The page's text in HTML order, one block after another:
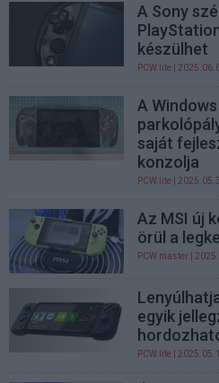
A Sony
készülhet
PCW.lite |
A
saját
konzolja
PCW.lite |
Az MSI új
örül a
PCW.master |
egyik
PCW.lite |